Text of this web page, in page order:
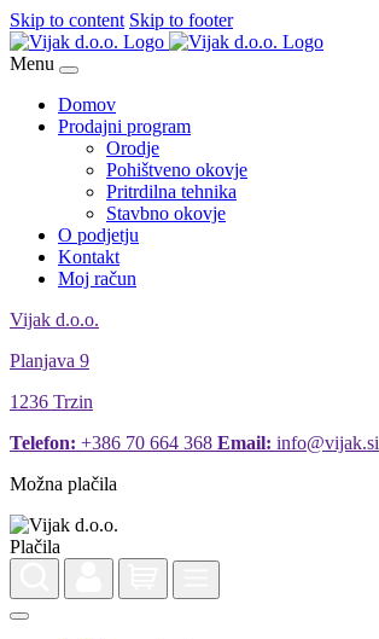
Skip to content Skip to footer
Menu
Domov
Prodajni program
Orodje
Pohištveno okovje
Pritrdilna tehnika
Stavbno okovje
O podjetju
Kontakt
Moj račun
Vijak d.o.o.
Planjava 9
1236 Trzin
Telefon: +386 70 664 368 Email: info@vijak.si
Možna plačila